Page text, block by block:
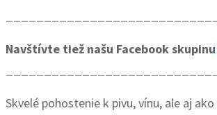
Navštívte tiež našu Facebook skupinu
Skvelé pohostenie k pivu, vínu, ale aj